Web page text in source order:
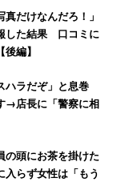
だけなんだろ！」
した結果 口コミに
編】
ハラだぞ」と息巻
→店長に「警察に相
の頭にお茶を掛けた
らず女性は「もう